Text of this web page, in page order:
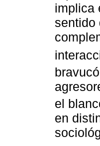
implica
sentido
el
en